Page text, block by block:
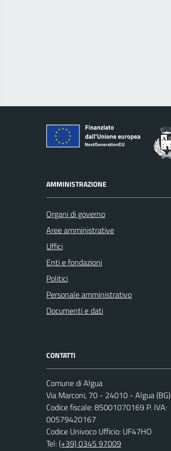
AMMINISTRAZIONE
Organi di governo
Aree amministrative
Uffici
Enti e fondazioni
Politici
Personale amministrativo
Documenti e dati
CONTATTI
Comune di Algua
Via Marconi, 70 - 24010 - Algua (BG)
Codice fiscale: 85001070169 P. IVA:
00579420167
Codice Univoco Ufficio: UF47HO
Tel:(+39) 0345 97009